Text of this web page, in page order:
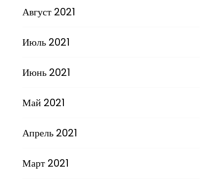
Август 2021
Июль 2021
Июнь 2021
Май 2021
Апрель 2021
Март 2021